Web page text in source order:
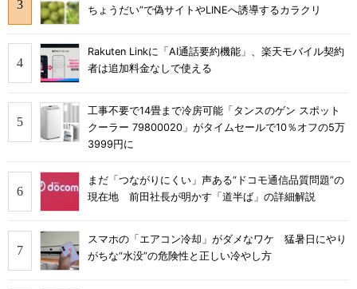
ちょうだい”で偽サイトやLINEへ誘導するカラクリ
Rakuten Linkに「AI通話要約機能」、楽天モバイル契約
者は追加料金なしで使える
工事不要で14畳まで冷房可能「タンスのゲン スポット
クーラー 79800020」がタイムセールで10％オフの5万
3999円に
まだ「つながりにくい」声ある“ドコモ通信品質問題”の
現在地 前田社長が明かす「道半ば」の詳細解説
スマホの「エアコン冷却」がダメなワケ 猛暑日にやり
がちな“水没”の危険性と正しい冷やし方